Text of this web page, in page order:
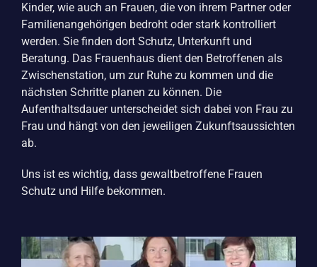
Kinder, wie auch an Frauen, die von ihrem Partner oder
Familienangehörigen bedroht oder stark kontrolliert
werden. Sie finden dort Schutz, Unterkunft und
Beratung. Das Frauenhaus dient den Betroffenen als
Zwischenstation, um zur Ruhe zu kommen und die
nächsten Schritte planen zu können. Die
Aufenthaltsdauer unterscheidet sich dabei von Frau zu
Frau und hängt von den jeweiligen Zukunftsaussichten
ab.
Uns ist es wichtig, dass gewaltbetroffene Frauen
Schutz und Hilfe bekommen.